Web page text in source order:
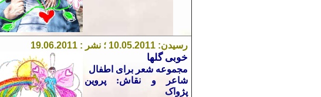
رسیدن: 10.05.2011 ؛ نشر : 19.06.2011
خوبی گلها
مجموعه شعر برای اطفال
شاعر و نقاش: پروين
پژواک